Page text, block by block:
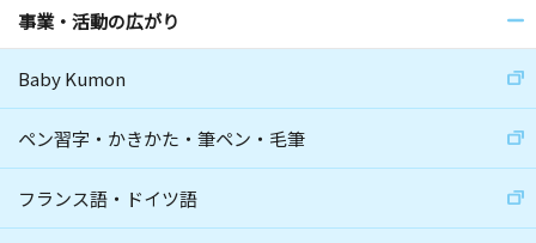
事業・活動の広がり
Baby Kumon
ペン習字・かきかた・筆ペン・毛筆
フランス語・ドイツ語